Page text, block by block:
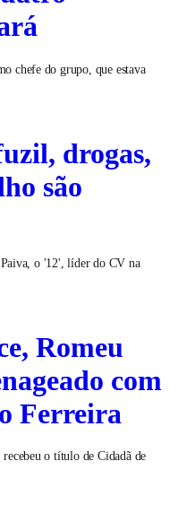
chefe do grupo, que estava
drogas,
são
Paiva, o '12', líder do CV na
Romeu
com
Ferreira
o título de Cidadã de